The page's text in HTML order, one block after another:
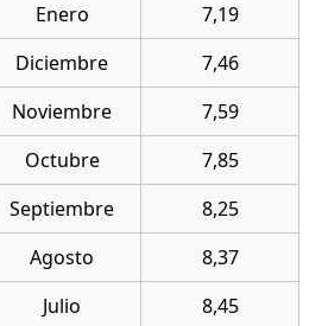
Enero
7,19
Diciembre
7,46
Noviembre
7,59
Octubre
7,85
Septiembre
8,25
Agosto
8,37
Julio
8,45